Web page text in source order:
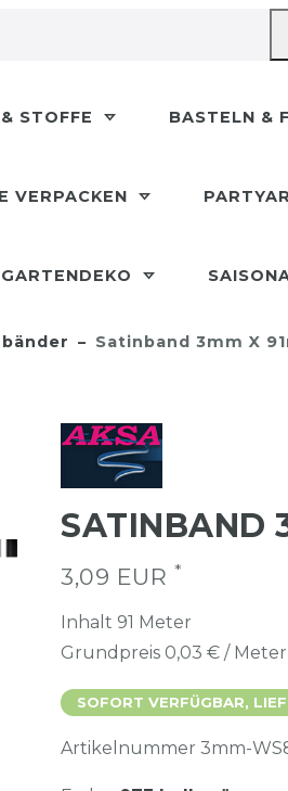
STOFFE BASTELN &
VERPACKEN
Satinband 3mm X
SATINBAND
3,09 EUR *
Inhalt 91 Meter
Grundpreis 0,03 € / Meter
SOFORT VERFÜGBAR,
Artikelnummer 3mm-